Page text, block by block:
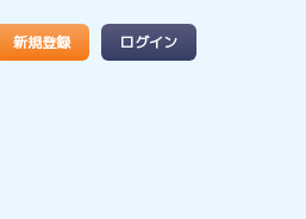
新規登録 ログイン